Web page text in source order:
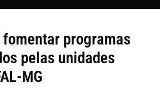
programas
pelas unidades
MG